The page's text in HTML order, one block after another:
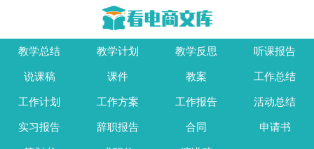
教学总结 教学计划 教学反思 听课报告
说课稿 课件 教案 工作总结
工作计划 工作方案 工作报告 活动总结
实习报告 辞职报告 合同 申请书